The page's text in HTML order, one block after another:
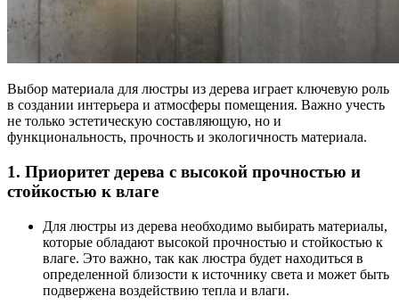
Выбор материала для люстры из дерева играет ключевую роль
в создании интерьера и атмосферы помещения. Важно учесть
не только эстетическую составляющую, но и
функциональность, прочность и экологичность материала.
1. Приоритет дерева с высокой прочностью и
стойкостью к влаге
Для люстры из дерева необходимо выбирать материалы,
которые обладают высокой прочностью и стойкостью к
влаге. Это важно, так как люстра будет находиться в
определенной близости к источнику света и может быть
подвержена воздействию тепла и влаги.